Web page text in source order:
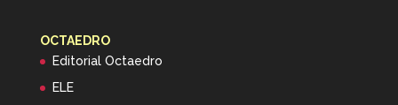
OCTAEDRO
Editorial Octaedro
ELE